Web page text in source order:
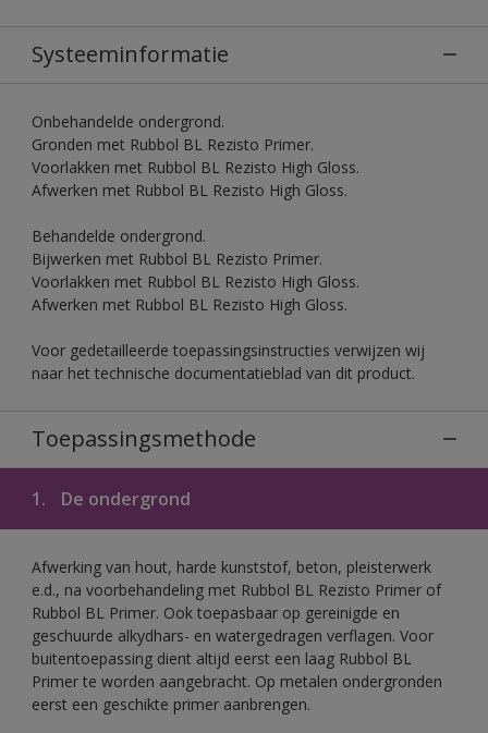
Systeeminformatie
Onbehandelde ondergrond.
Gronden met Rubbol BL Rezisto Primer.
Voorlakken met Rubbol BL Rezisto High Gloss.
Afwerken met Rubbol BL Rezisto High Gloss.
Behandelde ondergrond.
Bijwerken met Rubbol BL Rezisto Primer.
Voorlakken met Rubbol BL Rezisto High Gloss.
Afwerken met Rubbol BL Rezisto High Gloss.
Voor gedetailleerde toepassingsinstructies verwijzen wij
naar het technische documentatieblad van dit product.
Toepassingsmethode
1. De ondergrond
Afwerking van hout, harde kunststof, beton, pleisterwerk
e.d., na voorbehandeling met Rubbol BL Rezisto Primer of
Rubbol BL Primer. Ook toepasbaar op gereinigde en
geschuurde alkydhars- en watergedragen verflagen. Voor
buitentoepassing dient altijd eerst een laag Rubbol BL
Primer te worden aangebracht. Op metalen ondergronden
eerst een geschikte primer aanbrengen.